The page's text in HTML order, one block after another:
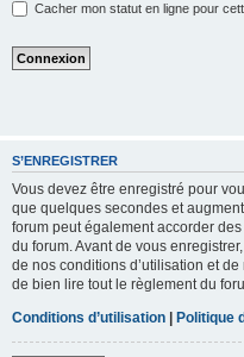
Cacher mon statut en ligne pour
S’ENREGISTRER
Vous devez être enregistré pour
que quelques secondes et
forum peut également accorder
du forum. Avant de vous
de nos conditions d’utilisation et
de bien lire tout le règlement du
Conditions d’utilisation | Politique